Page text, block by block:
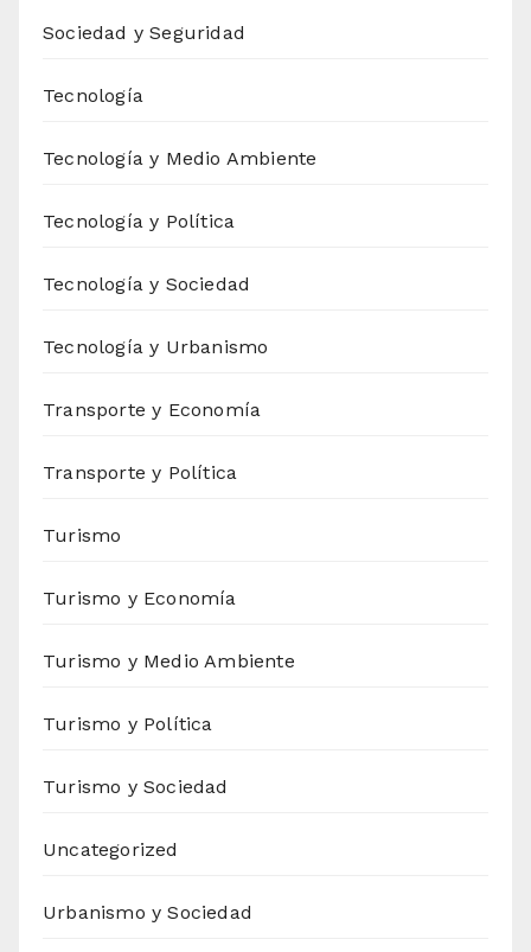
Sociedad y Seguridad
Tecnología
Tecnología y Medio Ambiente
Tecnología y Política
Tecnología y Sociedad
Tecnología y Urbanismo
Transporte y Economía
Transporte y Política
Turismo
Turismo y Economía
Turismo y Medio Ambiente
Turismo y Política
Turismo y Sociedad
Uncategorized
Urbanismo y Sociedad